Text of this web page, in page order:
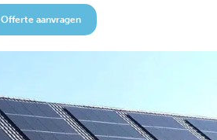
Offerte aanvragen